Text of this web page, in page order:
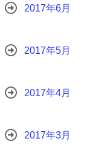
2017年6月
2017年5月
2017年4月
2017年3月